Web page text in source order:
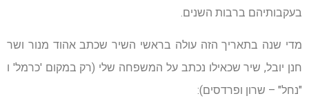
בעקבותיהם ברבות השנים.
מדי שנה בתאריך הזה עולה בראשי השיר שכתב אהוד מנור ושר
חנן יובל, שיר שכאילו נכתב על המשפחה שלי (רק במקום 'כרמל' ו
"נחל" – שרון ופרדסים):